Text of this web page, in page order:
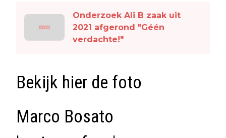
Onderzoek Ali B zaak uit
2021 afgerond "Géén
verdachte!"
Bekijk hier de foto
Marco Bosato